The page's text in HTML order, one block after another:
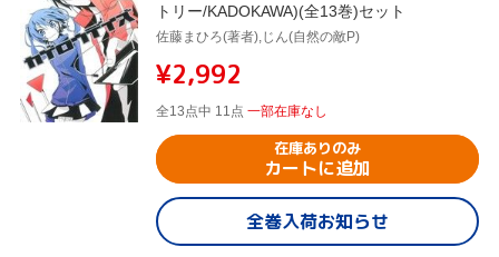
トリー/KADOKAWA)(全13巻)セット
佐藤まひろ(著者),じん(自然の敵P)
¥2,992
全13点中 11点 一部在庫なし
在庫ありのみ
カートに追加
全巻入荷お知らせ